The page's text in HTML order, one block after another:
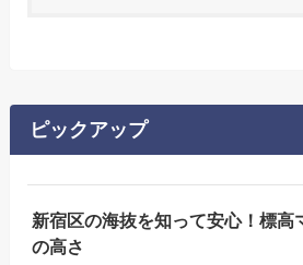
ピックアップ
新宿区の海抜を知って安心！標高
の高さ